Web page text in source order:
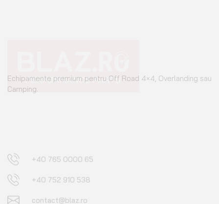
Luni - Vineri: 09:00 - 17:00
INFORMAȚII